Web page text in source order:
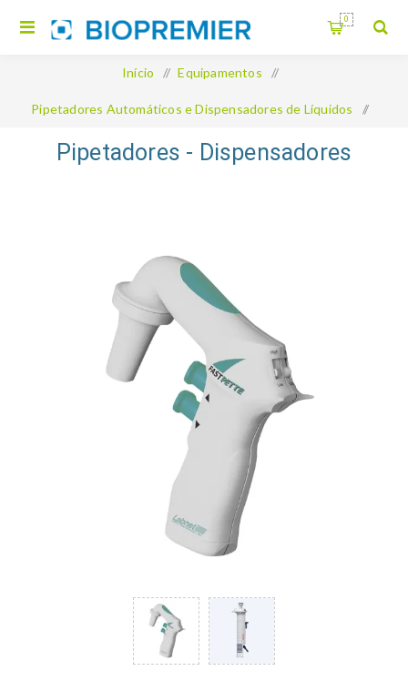
0
Início / Equipamentos /
Pipetadores Automáticos e Dispensadores de Líquidos /
Pipetadores - Dispensadores
Pipetadores - Dispensadores